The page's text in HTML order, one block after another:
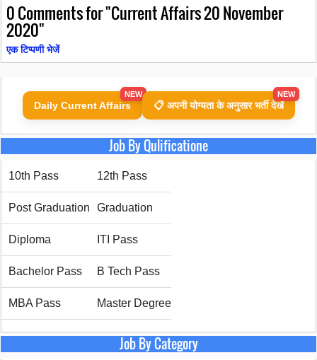
0Comments for "Current Affairs 20 November
2020"
एक टिप्पणी भेजें
Daily Current Affairs
NEW
📋 अपनी योग्यता के अनुसार भर्ती देखें
NEW
Job By Qulificatione
10th Pass 12th Pass
Post Graduation Graduation
Diploma ITI Pass
Bachelor Pass B Tech Pass
MBA Pass Master Degree
Job By Category